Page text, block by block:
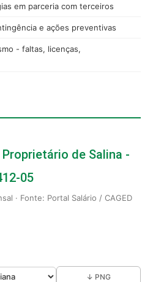
em parceria com terceiros
e ações preventivas
- faltas, licenças,
de Salina -
05
· Fonte: Portal Salário / CAGED
↓ PNG